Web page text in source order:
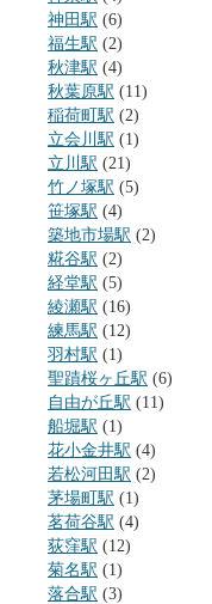
神田駅 (6)
福生駅 (2)
秋津駅 (4)
秋葉原駅 (11)
稲荷町駅 (2)
立会川駅 (1)
立川駅 (21)
竹ノ塚駅 (5)
笹塚駅 (4)
築地市場駅 (2)
糀谷駅 (2)
経堂駅 (5)
綾瀬駅 (16)
練馬駅 (12)
羽村駅 (1)
聖蹟桜ヶ丘駅 (6)
自由が丘駅 (11)
船堀駅 (1)
花小金井駅 (4)
若松河田駅 (2)
茅場町駅 (1)
茗荷谷駅 (4)
荻窪駅 (12)
菊名駅 (1)
落合駅 (3)